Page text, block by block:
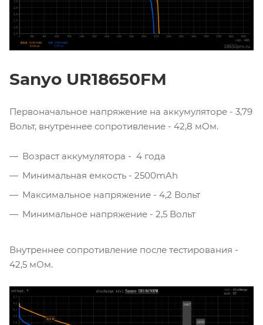
Sanyo UR18650FM
Первоначальное напряжение на аккумуляторе - 3,79
Вольт, внутреннее сопротивление - 42,8 мОм.
Возраст аккумулятора - 4 года
Минимальная емкость - 2500mAh
Максимальное напряжение - 4,2 Вольт
Минимальное напряжение - 2,5 Вольт
Внутреннее сопротивление после тестирования -
42,5 мОм.